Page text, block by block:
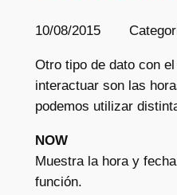
10/08/2015
Otro tipo de dato con
interactuar son las
podemos utilizar
NOW
Muestra la hora y
función.